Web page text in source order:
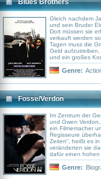
Blues Brothers
Gleich nachdem
und sein Bruder
Dort müssen sie
verkauft werden
Tagen muss die
Geld aufzutreiben,
und ein großes
Genre:
Fosse/Verdon
Im Zentrum der
und Gwen
ein Filmemacher
Regisseure
Zeiten“, heißt es
veränderten sie
dafür einen hohen
Genre: